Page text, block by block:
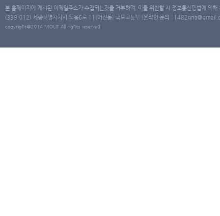
본 홈페이지에 게시된 이메일주소가 수집되는것을 거부하며, 이를 위반할 시 정보통신망법에 의
(339-012) 세종특별자치시 도움6로 11(어진동) 국토교통부 (온라인 문의 :
copyright@2014 MOLIT All rights reserved.